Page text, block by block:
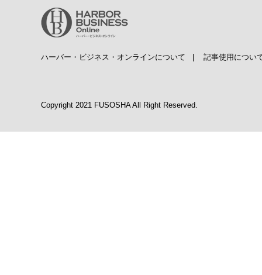
ハーバー・ビジネス・オンラインについて 記事使用につい
Copyright 2021 FUSOSHA All Right Reserved.